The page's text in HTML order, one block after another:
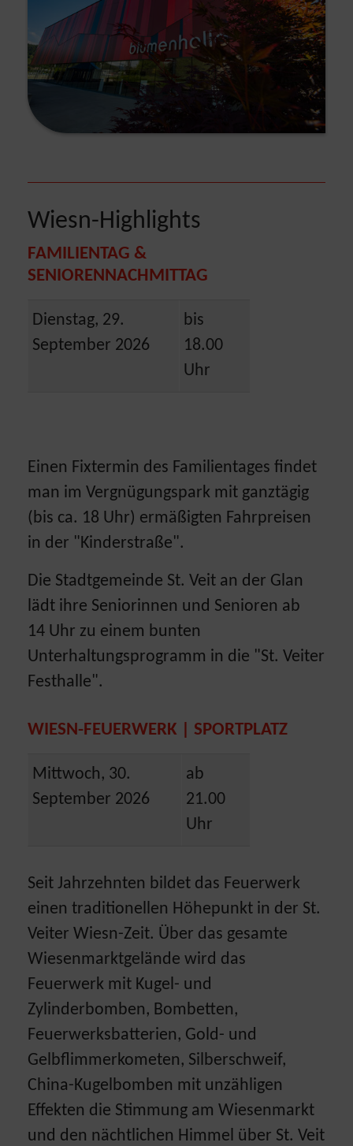
Wiesn-Highlights
FAMILIENTAG &
SENIORENNACHMITTAG
Dienstag, 29.
September 2026
bis
18.00
Uhr
Einen Fixtermin des Familientages findet
man im Vergnügungspark mit ganztägig
(bis ca. 18 Uhr) ermäßigten Fahrpreisen
in der "Kinderstraße".
Die Stadtgemeinde St. Veit an der Glan
lädt ihre Seniorinnen und Senioren ab
14 Uhr zu einem bunten
Unterhaltungsprogramm in die "St. Veiter
Festhalle".
WIESN-FEUERWERK | SPORTPLATZ
Mittwoch, 30.
September 2026
ab
21.00
Uhr
Seit Jahrzehnten bildet das Feuerwerk
einen traditionellen Höhepunkt in der St.
Veiter Wiesn-Zeit. Über das gesamte
Wiesenmarktgelände wird das
Feuerwerk mit Kugel- und
Zylinderbomben, Bombetten,
Feuerwerksbatterien, Gold- und
Gelbflimmerkometen, Silberschweif,
China-Kugelbomben mit unzähligen
Effekten die Stimmung am Wiesenmarkt
und den nächtlichen Himmel über St. Veit